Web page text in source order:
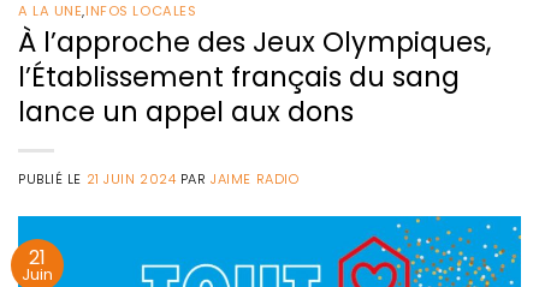
A LA UNE,INFOS LOCALES
À l’approche des Jeux Olympiques,
l’Établissement français du sang
lance un appel aux dons
PUBLIÉ LE 21 JUIN 2024 PARJAIME RADIO
21
Juin